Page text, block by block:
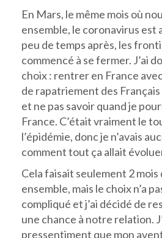
En Mars, le même mois où
ensemble, le coronavirus est
peu de temps après, les
commencé à se fermer. J’ai
choix : rentrer en France
de rapatriement des
et ne pas savoir quand je
France. C’était vraiment le
l’épidémie, donc je n’avais
comment tout ça allait
Cela faisait seulement 2
ensemble, mais le choix n’a
compliqué et j’ai décidé de
une chance à notre relation.
pressentiment que mon